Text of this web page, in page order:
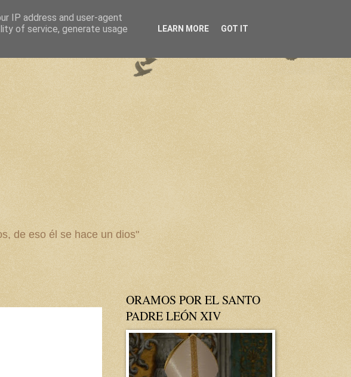
de eso él se hace un dios"
ORAMOS POR EL SANTO
PADRE LEÓN XIV
IP address and user-agent
of service, generate usage
LEARN MORE GOT IT